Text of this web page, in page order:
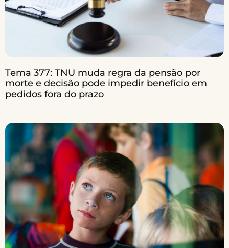
Tema 377: TNU muda regra da pensão por
morte e decisão pode impedir benefício em
pedidos fora do prazo